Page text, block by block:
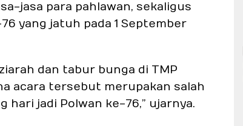
jasa para pahlawan, sekaligus
yang jatuh pada 1 September
dan tabur bunga di TMP
acara tersebut merupakan salah
hari jadi Polwan ke-76,” ujarnya.